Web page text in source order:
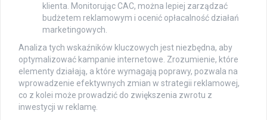
klienta. Monitorując CAC, można lepiej zarządzać
budżetem reklamowym i ocenić opłacalność działań
marketingowych.
Analiza tych wskaźników kluczowych jest niezbędna, aby
optymalizować kampanie internetowe. Zrozumienie, które
elementy działają, a które wymagają poprawy, pozwala na
wprowadzenie efektywnych zmian w strategii reklamowej,
co z kolei może prowadzić do zwiększenia zwrotu z
inwestycji w reklamę.